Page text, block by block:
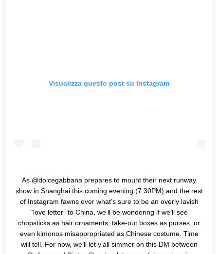
Visualizza questo post su Instagram
As @dolcegabbana prepares to mount their next runway
show in Shanghai this coming evening (7:30PM) and the rest
of Instagram fawns over what’s sure to be an overly lavish
“love letter” to China, we’ll be wondering if we’ll see
chopsticks as hair ornaments, take-out boxes as purses, or
even kimonos misappropriated as Chinese costume. Time
will tell. For now, we’ll let y’all simmer on this DM between